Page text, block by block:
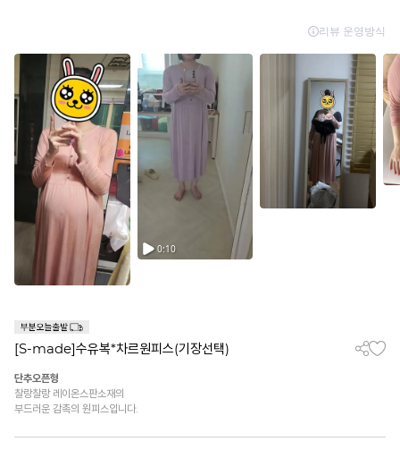
[S-made]수유복*차르원피스(기장선택)
단추오픈형
찰랑찰랑 레이온스판소재의
부드러운 감촉의 원피스입니다.